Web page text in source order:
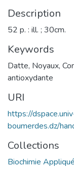
Description
52 p. : ill. ; 30cm.
Keywords
Datte, Noyaux,
antioxydante
URI
https://
boumerdes.dz/
Collections
Biochimie